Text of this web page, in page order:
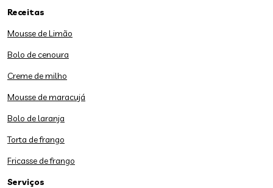
Receitas
Mousse de Limão
Bolo de cenoura
Creme de milho
Mousse de maracujá
Bolo de laranja
Torta de frango
Fricasse de frango
Serviços